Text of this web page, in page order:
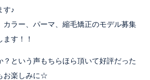
す♪
カラー、パーマ、縮毛矯正のモデル募集
す！！
？という声もちらほら頂いて好評だった
お楽しみに☆